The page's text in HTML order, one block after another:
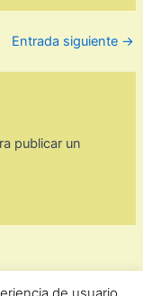
Entrada siguiente →
publicar un